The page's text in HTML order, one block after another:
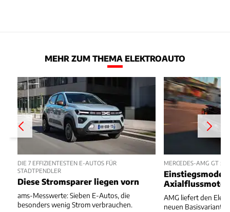
MEHR ZUM THEMA ELEKTROAUTO
DIE 7 EFFIZIENTESTEN E-AUTOS FÜR
STADTPENDLER
Diese Stromsparer liegen vorn
ams-Messwerte: Sieben E-Autos, die
besonders wenig Strom verbrauchen.
MERCEDES-AMG GT 53
Einstiegsmodell
AMG liefert den
neuen Basisvariante.